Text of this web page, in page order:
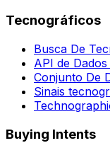
Tecnográficos
Busca De
API de
Conjunto De
Sinais
Buying Intents